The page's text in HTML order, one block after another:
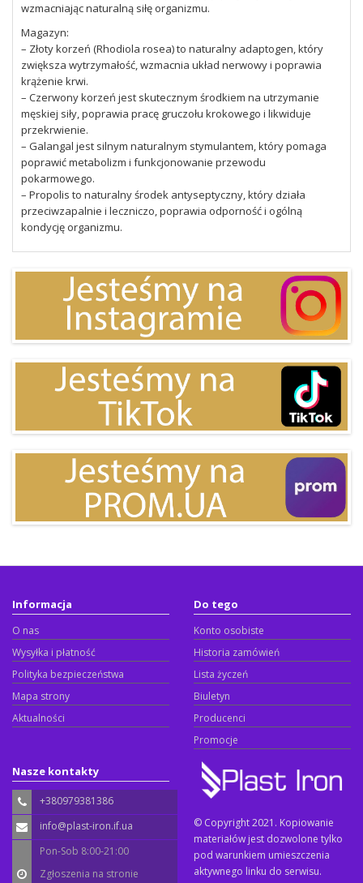
wzmacniając naturalną siłę organizmu.
Magazyn:
– Złoty korzeń (Rhodiola rosea) to naturalny adaptogen, który
zwiększa wytrzymałość, wzmacnia układ nerwowy i poprawia
krążenie krwi.
– Czerwony korzeń jest skutecznym środkiem na utrzymanie
męskiej siły, poprawia pracę gruczołu krokowego i likwiduje
przekrwienie.
– Galangal jest silnym naturalnym stymulantem, który pomaga
poprawić metabolizm i funkcjonowanie przewodu
pokarmowego.
– Propolis to naturalny środek antyseptyczny, który działa
przeciwzapalnie i leczniczo, poprawia odporność i ogólną
kondycję organizmu.
Informacja
O nas
Wysyłka i płatność
Polityka bezpieczeństwa
Mapa strony
Aktualności
Do tego
Konto osobiste
Historia zamówień
Lista życzeń
Biuletyn
Producenci
Promocje
Nasze kontakty
+380979381386
info@plast-iron.if.ua
Pon-Sob 8:00-21:00
Zgłoszenia na stronie
© Copyright 2021. Kopiowanie
materiałów jest dozwolone tylko
pod warunkiem umieszczenia
aktywnego linku do serwisu.